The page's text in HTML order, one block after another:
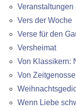
Vers der Woche
Verse für den
Versheimat
Von Klassikern:
Von
Wenn Liebe